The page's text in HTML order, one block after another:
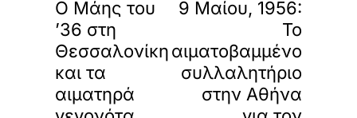
Ο Μάης του
’36 στη
Θεσσαλονίκη
και τα
αιματηρά
9 Μαίου, 1956:
Το
αιματοβαμμένο
συλλαλητήριο
στην Αθήνα